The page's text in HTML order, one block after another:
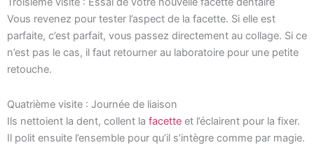
Vous revenez pour tester l’aspect de la facette. Si elle est
parfaite, c’est parfait, vous passez directement au collage. Si ce
n’est pas le cas, il faut retourner au laboratoire pour une petite
retouche.
Quatrième visite : Journée de liaison
Ils nettoient la dent, collent la facette et l’éclairent pour la fixer.
Il polit ensuite l’ensemble pour qu’il s’intègre comme par magie.